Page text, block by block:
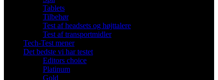
Tablets
Tilbehør
Test af headsets og højttalere
Test af transportmidler
Tech-Test mener
Det bedste vi har testet
Editors choice
Platinum
Gold